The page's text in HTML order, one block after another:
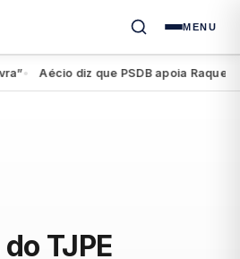
MENU
Aécio diz que PSDB apoia Raquel,
TJPE